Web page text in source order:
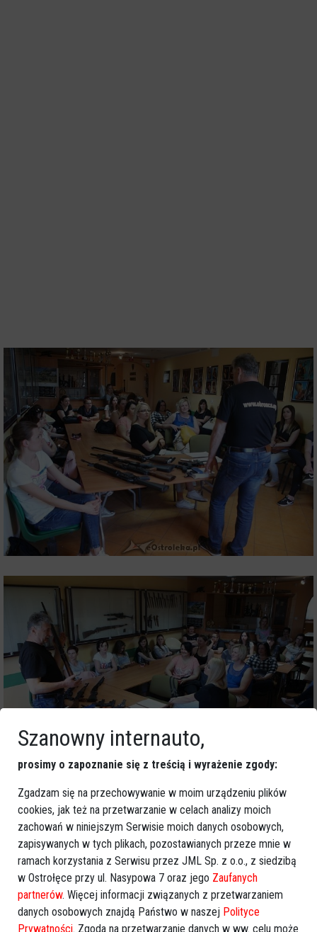
Szanowny internauto,
prosimy o zapoznanie się z treścią i wyrażenie zgody:
Zgadzam się na przechowywanie w moim urządzeniu plików
cookies, jak też na przetwarzanie w celach analizy moich
zachowań w niniejszym Serwisie moich danych osobowych,
zapisywanych w tych plikach, pozostawianych przeze mnie w
ramach korzystania z Serwisu przez JML Sp. z o.o., z siedzibą
w Ostrołęce przy ul. Nasypowa 7 oraz jego Zaufanych
partnerów. Więcej informacji związanych z przetwarzaniem
danych osobowych znajdą Państwo w naszej Polityce
Prywatności. Zgoda na przetwarzanie danych w ww. celu może